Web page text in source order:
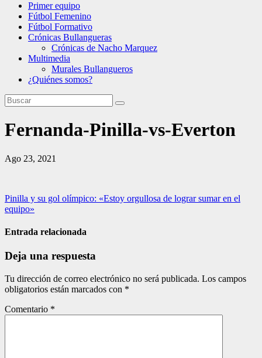
Primer equipo
Fútbol Femenino
Fútbol Formativo
Crónicas Bullangueras
Crónicas de Nacho Marquez
Multimedia
Murales Bullangueros
¿Quiénes somos?
Fernanda-Pinilla-vs-Everton
Ago 23, 2021
Navegación
de
entradas
Pinilla y su gol olímpico: «Estoy orgullosa de lograr sumar en el
equipo»
Entrada relacionada
Deja una respuesta
Tu dirección de correo electrónico no será publicada. Los campos
obligatorios están marcados con *
Comentario *